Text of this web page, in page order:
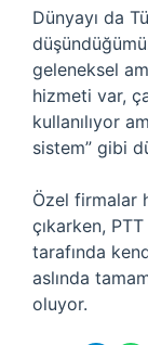
Dünyayı da
geleneksel
hizmeti var,
kullanılıyor
sistem” gibi
Özel firmalar
çıkarken,
tarafında
aslında
oluyor.